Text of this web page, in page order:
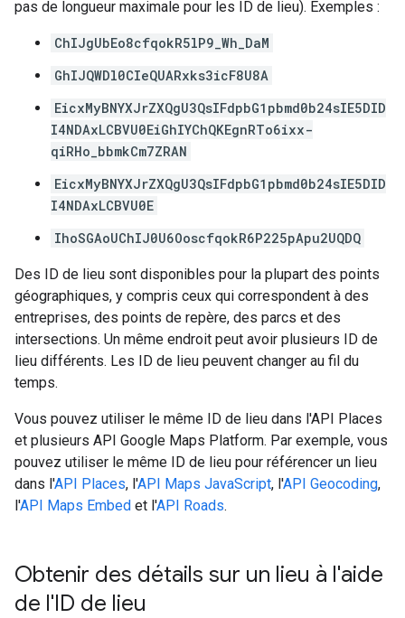
pas de longueur maximale pour les ID de lieu). Exemples :
ChIJgUbEo8cfqokR5lP9_Wh_DaM
GhIJQWDl0CIeQUARxks3icF8U8A
EicxMyBNYXJrZXQgU3QsIFdpbG1pbmd0b24sIE5DID
I4NDAxLCBVU0EiGhIYChQKEgnRTo6ixx-
qiRHo_bbmkCm7ZRAN
EicxMyBNYXJrZXQgU3QsIFdpbG1pbmd0b24sIE5DID
I4NDAxLCBVU0E
IhoSGAoUChIJ0U6OoscfqokR6P225pApu2UQDQ
Des ID de lieu sont disponibles pour la plupart des points
géographiques, y compris ceux qui correspondent à des
entreprises, des points de repère, des parcs et des
intersections. Un même endroit peut avoir plusieurs ID de
lieu différents. Les ID de lieu peuvent changer au fil du
temps.
Vous pouvez utiliser le même ID de lieu dans l'API Places
et plusieurs API Google Maps Platform. Par exemple, vous
pouvez utiliser le même ID de lieu pour référencer un lieu
dans l'API Places, l'API Maps JavaScript, l'API Geocoding,
l'API Maps Embed et l'API Roads.
Obtenir des détails sur un lieu à l'aide
de l'ID de lieu